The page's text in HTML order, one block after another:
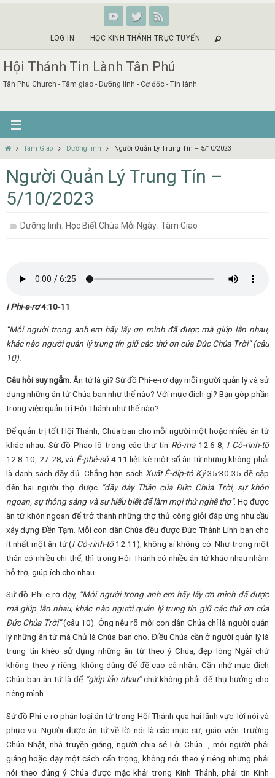
LOG IN HỌC KINH THÁNH TRỰC TUYẾN
Hội Thánh Tin Lành Tân Phú
Tân Phú Church - Tâm giao - Dưỡng linh - Cơ đốc - Tin lành
HomeTâm Giao Dưỡng linh Người Quản Lý Trung Tín – 5/10/2023
Người Quản Lý Trung Tín –
5/10/2023
Dưỡng linh,Học Biết Chúa Mỗi Ngày,Tâm Giao
I Phi-e-rơ4:10-11
“Mỗi người trong anh em hãy lấy ơn mình đã được mà giúp lẫn nhau,
khác nào người quản lý trung tín giữ các thứ ơn của Đức Chúa Trời” (câu
10).
Câu hỏi suy ngẫm: Ân tứ là gì? Sứ đồ Phi-e-rơ dạy mỗi người quản lý và sử
dụng những ân tứ Chúa ban như thế nào? Với mục đích gì? Bạn góp phần
trong việc quản trị Hội Thánh như thế nào?
Để quản trị tốt Hội Thánh, Chúa ban cho mỗi người một hoặc nhiều ân tứ
khác nhau. Sứ đồ Phao-lô trong các thư tín Rô-ma12:6-8; I Cô-rinh-tô
12:8-10, 27-28; và Ê-phê-sô4:11 liệt kê một số ân tứ nhưng không phải
là danh sách đầy đủ. Chẳng hạn sách Xuất Ê-díp-tô Ký35:30-35 đề cập
đến hai người thợ được “đầy dẫy Thần của Đức Chúa Trời, sự khôn
ngoan, sự thông sáng và sự hiểu biết để làm mọi thứ nghề thợ”. Họ được
ân tứ khôn ngoan để trở thành những thợ thủ công giỏi đáp ứng nhu cầu
xây dựng Đền Tạm. Mỗi con dân Chúa đều được Đức Thánh Linh ban cho
ít nhất một ân tứ (I Cô-rinh-tô12:11), không ai không có. Như trong một
thân có nhiều chi thể, thì trong Hội Thánh có nhiều ân tứ khác nhau nhằm
hỗ trợ, giúp ích cho nhau.
Sứ đồ Phi-e-rơ dạy, “Mỗi người trong anh em hãy lấy ơn mình đã được
mà giúp lẫn nhau, khác nào người quản lý trung tín giữ các thứ ơn của
Đức Chúa Trời”(câu 10). Ông nêu rõ mỗi con dân Chúa chỉ là người quản
lý những ân tứ mà Chủ là Chúa ban cho. Điều Chúa cần ở người quản lý là
trung tín khéo sử dụng những ân tứ theo ý Chúa, đẹp lòng Ngài chứ
không theo ý riêng, không dùng để đề cao cá nhân. Cần nhớ mục đích
Chúa ban ân tứ là để “giúp lẫn nhau”chứ không phải để thụ hưởng cho
riêng mình.
Sứ đồ Phi-e-rơ phân loại ân tứ trong Hội Thánh qua hai lãnh vực: lời nói và
phục vụ. Người được ân tứ về lời nói là các mục sư, giáo viên Trường
Chúa Nhật, nhà truyền giảng, người chia sẻ Lời Chúa…, mỗi người phải
giảng hoặc dạy một cách cẩn trọng, không nói theo ý riêng nhưng phải
nói theo đúng ý Chúa được mặc khải trong Kinh Thánh, phải tin Kinh